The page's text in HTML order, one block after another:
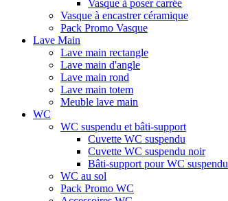
Vasque à poser carrée
Vasque à encastrer céramique
Pack Promo Vasque
Lave Main
Lave main rectangle
Lave main d'angle
Lave main rond
Lave main totem
Meuble lave main
WC
WC suspendu et bâti-support
Cuvette WC suspendu
Cuvette WC suspendu noir
Bâti-support pour WC suspendu
WC au sol
Pack Promo WC